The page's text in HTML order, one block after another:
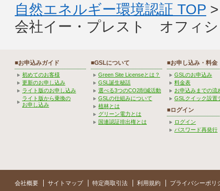
自然エネルギー環境認証 TOP
会社イー・プレスト オフィ
■お申込みガイド
初めてのお客様
更新のお申し込み
ライト版のお申し込み
ライト版から乗換の
お申し込み
■GSLについて
Green Site Licenseとは？
GSL誕生秘話
選べる3つのCO2削減活動
GSLの仕組みについて
植林とは
グリーン電力とは
国連認証排出権とは
■お申し込み・料金
GSLのお申込み
料金表
お申込みまでの流
GSLクイック設置
■ログイン
ログイン
パスワード再発行
会社概要 サイトマップ 特定商取引法 利用規約 プライバシーポリ